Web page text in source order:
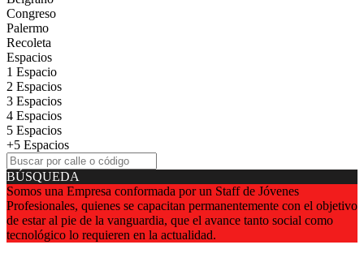
Congreso
Palermo
Recoleta
Espacios
1 Espacio
2 Espacios
3 Espacios
4 Espacios
5 Espacios
+5 Espacios
BÚSQUEDA
Somos una Empresa conformada por un Staff de Jóvenes
Profesionales, quienes se capacitan permanentemente con el objetivo
de estar al pie de la vanguardia, que el avance tanto social como
tecnológico lo requieren en la actualidad.